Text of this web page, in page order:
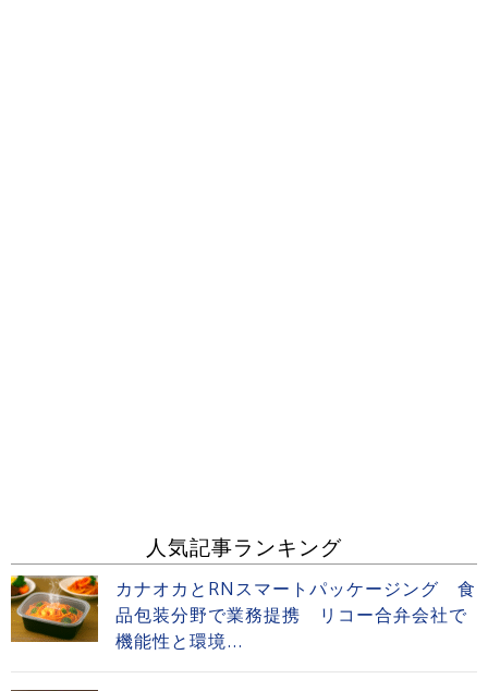
人気記事ランキング
カナオカとRNスマートパッケージング 食
品包装分野で業務提携 リコー合弁会社で
機能性と環境...